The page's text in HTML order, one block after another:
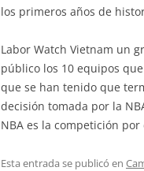
los primeros años de
Labor Watch Vietnam un
público los 10 equipos
que se han tenido que
decisión tomada por la
NBA es la competición
Esta entrada se publicó en